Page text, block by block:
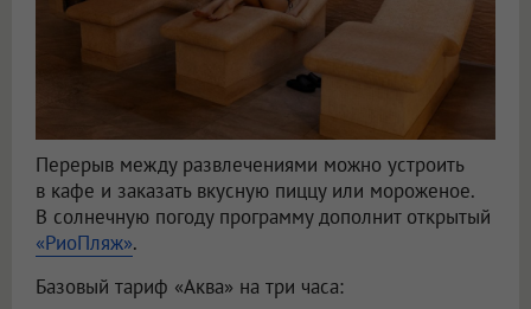
Перерыв между развлечениями можно устроить
в кафе и заказать вкусную пиццу или мороженое.
В солнечную погоду программу дополнит открытый
«РиоПляж».
Базовый тариф «Аква» на три часа: